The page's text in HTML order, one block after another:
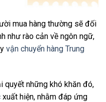
mua hàng thường sẽ đối
như rào cản về ngôn ngữ,
vận chuyển hàng Trung
quyết những khó khăn đó,
xuất hiện, nhằm đáp ứng